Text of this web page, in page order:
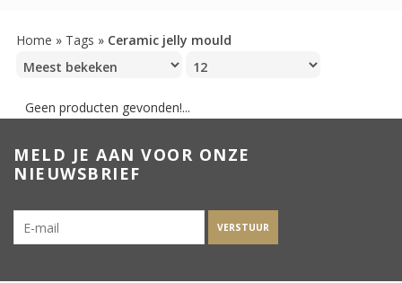
Home » Tags » Ceramic jelly mould
Geen producten gevonden!...
MELD JE AAN VOOR ONZE
NIEUWSBRIEF
VERSTUUR